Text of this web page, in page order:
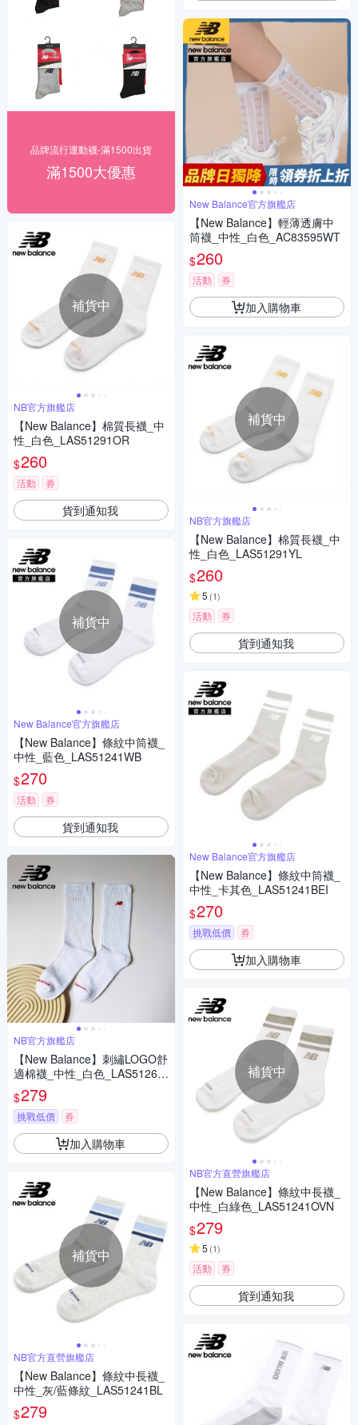
品牌流行運動襪-滿1500出貨
滿1500大優惠
補貨中
NB官方旗艦店
【New Balance】棉質長襪_中
性_白色_LAS51291OR
$260
活動 券
貨到通知我
補貨中
New Balance官方旗艦店
【New Balance】條紋中筒襪_
中性_藍色_LAS51241WB
$270
活動 券
貨到通知我
NB官方旗艦店
【New Balance】刺繡LOGO舒
適棉襪_中性_白色_LAS51261
WT
$279
挑戰低價 券
加入購物車
補貨中
NB官方直營旗艦店
【New Balance】條紋中長襪_
中性_灰/藍條紋_LAS51241BL
$279
New Balance官方旗艦店
【New Balance】輕薄透膚中
筒襪_中性_白色_AC83595WT
$260
活動 券
加入購物車
補貨中
NB官方旗艦店
【New Balance】棉質長襪_中
性_白色_LAS51291YL
$260
5 (1)
活動 券
貨到通知我
New Balance官方旗艦店
【New Balance】條紋中筒襪_
中性_卡其色_LAS51241BEI
$270
挑戰低價 券
加入購物車
補貨中
NB官方直營旗艦店
【New Balance】條紋中長襪_
中性_白綠色_LAS51241OVN
$279
5 (1)
活動 券
貨到通知我